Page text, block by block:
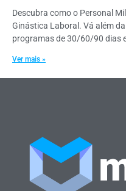
Descubra como o Personal
Ginástica Laboral. Vá além
programas de 30/60/90 dias
Ver mais »